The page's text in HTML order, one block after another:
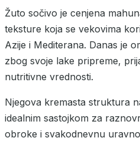
Žuto sočivo je cenjena
teksture koja se vekovima
Azije i Mediterana. Danas je
zbog svoje lake pripreme,
nutritivne vrednosti.
Njegova kremasta struktura
idealnim sastojkom za
obroke i svakodnevnu